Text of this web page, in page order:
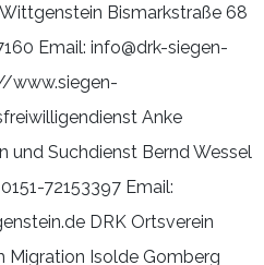
Bismarkstraße 68
Email: info@drk-siegen-
www.siegen-
Anke
und Suchdienst Bernd Wessel
72153397 Email:
DRK Ortsverein
Migration Isolde Gomberg